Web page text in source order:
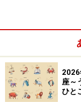
＞今週の運勢！ 章
座～
ひと